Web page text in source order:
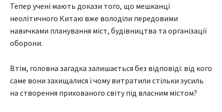
Тепер учені мають докази того, що мешканці
неолітичного Китаю вже володіли передовими
навичками планування міст, будівництва та організації
оборони.
Втім, головна загадка залишається без відповіді: від кого
саме вони захищалися і чому витратили стільки зусиль
на створення прихованого світу під власним містом?